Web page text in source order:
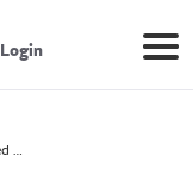
Login
Prestador Oncoped Serviços Médicos (51004335-0)